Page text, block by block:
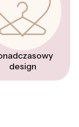
design